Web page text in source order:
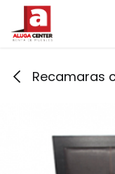
Ir al contenido
Recamaras